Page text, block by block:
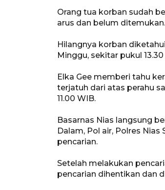
Orang tua korban sudah
arus dan belum ditemukan.
Hilangnya korban
Minggu, sekitar pukul 13.30
Elka Gee memberi tahu
terjatuh dari atas perahu
11.00 WIB.
Basarnas Nias langsung
Dalam, Pol air, Polres
pencarian.
Setelah melakukan
pencarian dihentikan dan